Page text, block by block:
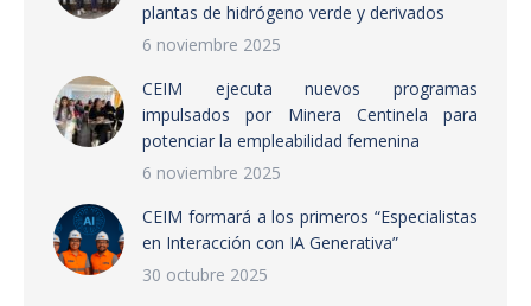
plantas de hidrógeno verde y derivados
6 noviembre 2025
CEIM ejecuta nuevos programas
impulsados por Minera Centinela para
potenciar la empleabilidad femenina
6 noviembre 2025
CEIM formará a los primeros “Especialistas
en Interacción con IA Generativa”
30 octubre 2025